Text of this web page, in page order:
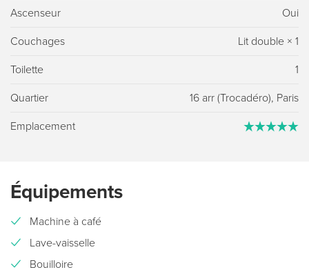
Ascenseur Oui
Couchages Lit double × 1
Toilette 1
Quartier 16 arr (Trocadéro), Paris
Emplacement
Équipements
Machine à café
Lave-vaisselle
Bouilloire